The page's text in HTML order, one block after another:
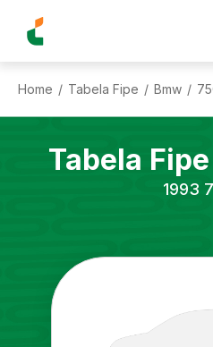
Home / Tabela Fipe / Bmw /
Tabela Fipe
1993